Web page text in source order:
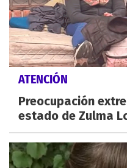
ATENCIÓN
Preocupación
estado de Zulma